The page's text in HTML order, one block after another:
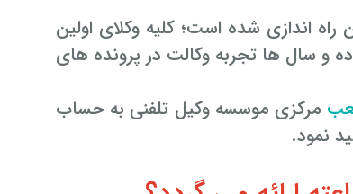
راه اندازی شده است؛ کلیه وکلای اولین
بوده و سال ها تجربه وکالت در پرونده های
مرکزی موسسه وکیل تلفنی به حساب
نمود.